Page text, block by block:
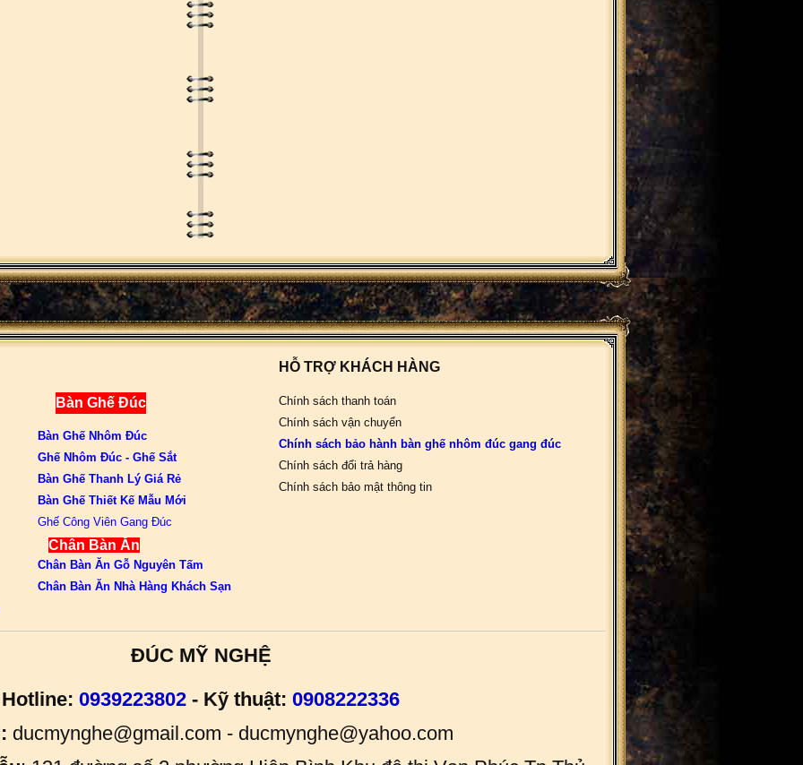
Bàn Ghế Đúc
Bàn Ghế Nhôm Đúc
Ghế Nhôm Đúc - Ghế Sắt
Bàn Ghế Thanh Lý Giá Rẻ
Bàn Ghế Thiết Kế Mẫu Mới
Ghế Công Viên Gang Đúc
Chân Bàn Ăn
Chân Bàn Ăn Gỗ Nguyên Tấm
Chân Bàn Ăn Nhà Hàng Khách Sạn
HỖ TRỢ KHÁCH HÀNG
Chính sách thanh toán
Chính sách vận chuyển
Chính sách bảo hành bàn ghế nhôm đúc gang đúc
Chính sách đổi trả hàng
Chính sách bảo mật thông tin
ĐÚC MỸ NGHỆ
Hotline: 0939223802 - Kỹ thuật: 0908222336
ducmynghe@gmail.com - ducmynghe@yahoo.com